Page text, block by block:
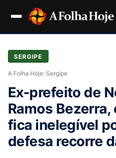
SERGIPE
A Folha Hoje› Sergipe
Ex-prefeito de
Ramos
fica inelegível
defesa recorre